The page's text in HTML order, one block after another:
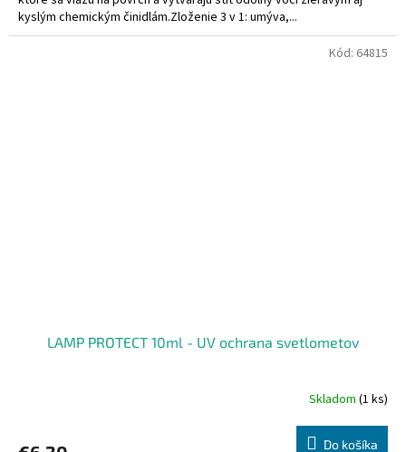
kyslým chemickým činidlám.Zloženie 3 v 1: umýva,...
LAMP PROTECT 10ml - UV ochrana svetlometov
Skladom (1 ks)
Do košíka
Kód: 64815